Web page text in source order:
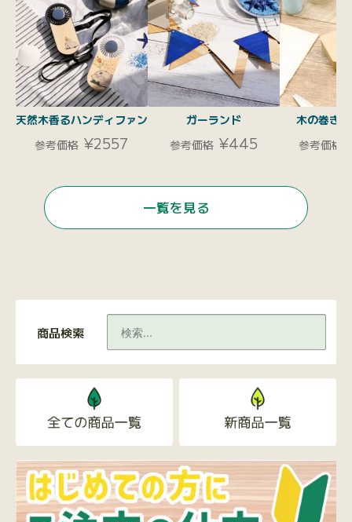
天然木香るハンディファン
参考価格 ¥2557
ガーランド
参考価格 ¥445
木の巻き
参考価格
一覧を見る
商品検索